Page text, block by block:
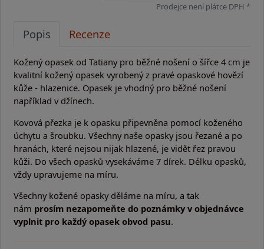
Prodejce není plátce DPH *
Popis Recenze
Kožený opasek od Tatiany pro běžné nošení o šířce 4 cm je
kvalitní kožený opasek vyrobený z pravé opaskové hovězí
kůže - hlazenice. Opasek je vhodný pro běžné nošení
například v džínech.
Kovová přezka je k opasku připevněna pomocí koženého
úchytu a šroubku. Všechny naše opasky jsou řezané a po
hranách, které nejsou nijak hlazené, je vidět řez pravou
kůži. Do všech opasků vysekáváme 7 dírek. Délku opasků,
vždy upravujeme na míru.
Všechny kožené opasky děláme na míru, a tak
nám prosím nezapomeňte do poznámky v objednávce
vyplnit pro každý opasek obvod pasu.